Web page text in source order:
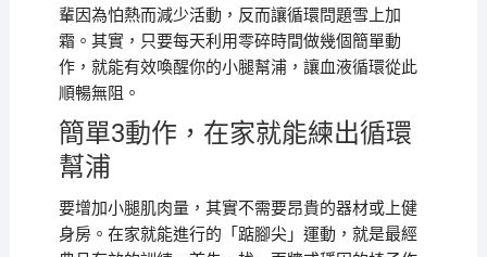
輩因為怕熱而減少活動，反而讓循環問題雪上加
霜。其實，只要每天利用零碎時間做幾個簡單動
作，就能有效喚醒你的小腿幫浦，讓血液循環從此
順暢無阻。
簡單3動作，在家就能練出循環
幫浦
要增加小腿肌肉量，其實不需要昂貴的器材或上健
身房。在家就能進行的「踮腳尖」運動，就是最經